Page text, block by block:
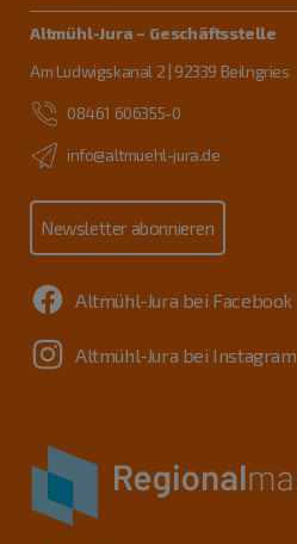
Altmühl-Jura – Geschäftsstelle
Am Ludwigskanal 2 | 92339 Beilngries
08461 606355-0
info@altmuehl-jura.de
Newsletter abonnieren
Altmühl-Jura bei Facebook
Altmühl-Jura bei Instagram